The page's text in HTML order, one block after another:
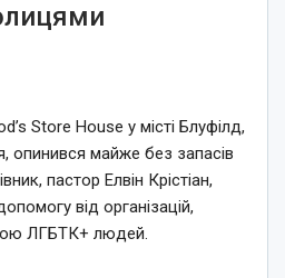
Store House у місті Блуфілд,
опинився майже без запасів
пастор Елвін Крістіан,
від організацій,
ЛГБТК+ людей.